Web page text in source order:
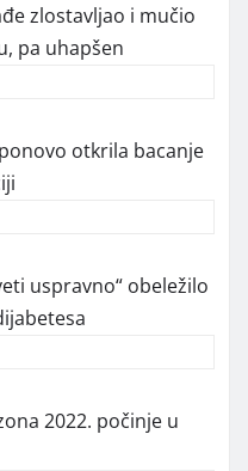
zlostavljao i mučio
pa uhapšen
otkrila bacanje
uspravno“ obeležilo
2022. počinje u